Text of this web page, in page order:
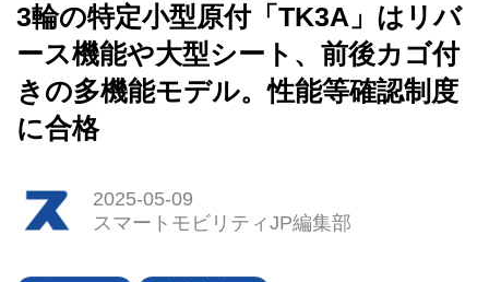
3輪の特定小型原付「TK3A」はリバ
ース機能や大型シート、前後カゴ付
きの多機能モデル。性能等確認制度
に合格
2025-05-09
スマートモビリティJP編集部